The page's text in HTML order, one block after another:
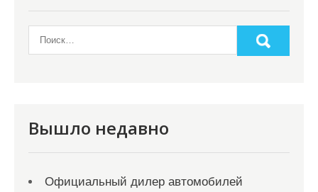
Вышло недавно
Официальный дилер автомобилей